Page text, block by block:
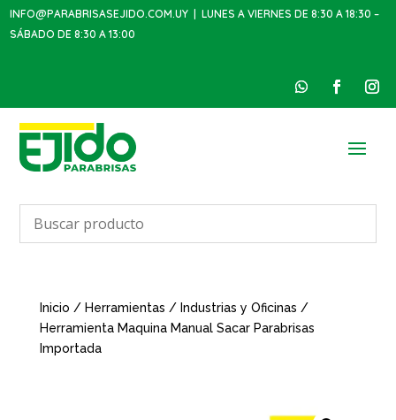
INFO@PARABRISASEJIDO.COM.UY | LUNES A VIERNES DE 8:30 A 18:30 –
SÁBADO DE 8:30 A 13:00
Inicio / Herramientas / Industrias y Oficinas /
Herramienta Maquina Manual Sacar Parabrisas
Importada